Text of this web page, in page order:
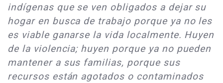
indígenas que se ven obligados a dejar su
hogar en busca de trabajo porque ya no les
es viable ganarse la vida localmente. Huyen
de la violencia; huyen porque ya no pueden
mantener a sus familias, porque sus
recursos están agotados o contaminados